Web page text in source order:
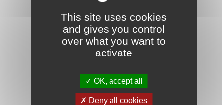
This site uses cookies
and gives you control
over what you want to
activate
OK, accept all
Deny all cookies